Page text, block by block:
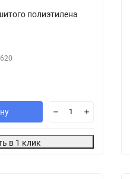
полиэтилена
в 1 клик